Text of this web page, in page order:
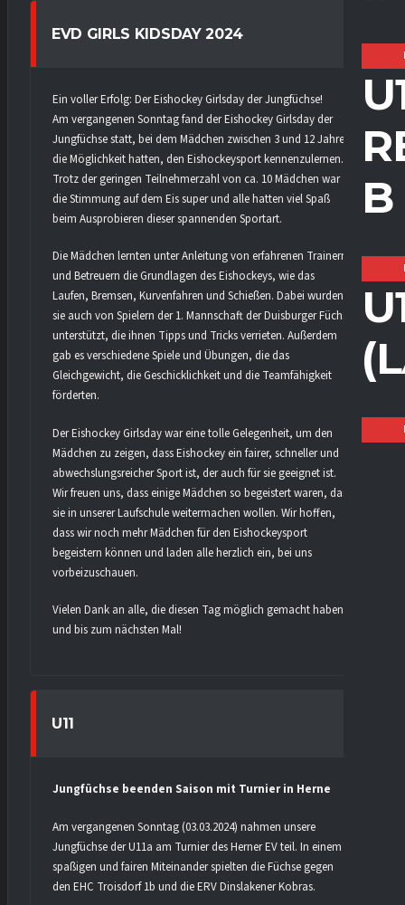
B
EVD GIRLS KIDSDAY 2024
Ein voller Erfolg: Der Eishockey Girlsday der Jungfüchse!
Am vergangenen Sonntag fand der Eishockey Girlsday der
Jungfüchse statt, bei dem Mädchen zwischen 3 und 12 Jahren
die Möglichkeit hatten, den Eishockeysport kennenzulernen.
Trotz der geringen Teilnehmerzahl von ca. 10 Mädchen war
die Stimmung auf dem Eis super und alle hatten viel Spaß
beim Ausprobieren dieser spannenden Sportart.
Die Mädchen lernten unter Anleitung von erfahrenen Trainern
und Betreuern die Grundlagen des Eishockeys, wie das
Laufen, Bremsen, Kurvenfahren und Schießen. Dabei wurden
sie auch von Spielern der 1. Mannschaft der Duisburger Füchse
unterstützt, die ihnen Tipps und Tricks verrieten. Außerdem
gab es verschiedene Spiele und Übungen, die das
Gleichgewicht, die Geschicklichkeit und die Teamfähigkeit
förderten.
Der Eishockey Girlsday war eine tolle Gelegenheit, um den
Mädchen zu zeigen, dass Eishockey ein fairer, schneller und
abwechslungsreicher Sport ist, der auch für sie geeignet ist.
Wir freuen uns, dass einige Mädchen so begeistert waren, dass
sie in unserer Laufschule weitermachen wollen. Wir hoffen,
dass wir noch mehr Mädchen für den Eishockeysport
begeistern können und laden alle herzlich ein, bei uns
vorbeizuschauen.
Vielen Dank an alle, die diesen Tag möglich gemacht haben,
und bis zum nächsten Mal!
U11
Jungfüchse beenden Saison mit Turnier in Herne
Am vergangenen Sonntag (03.03.2024) nahmen unsere
Jungfüchse der U11a am Turnier des Herner EV teil. In einem
spaßigen und fairen Miteinander spielten die Füchse gegen
den EHC Troisdorf 1b und die ERV Dinslakener Kobras.